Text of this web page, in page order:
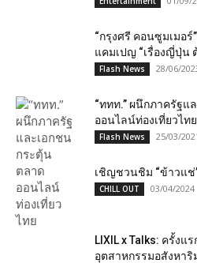
“กรุงศรี คอนซูมเมอ
แคมเปญ “เรื่องญี่ปุ่น
Flash News 28/06/
“ททท.” ผนึกภาครัฐแ
ออนไลน์ท่องเที่ยวไทย
Flash News 25/03/
เชิญชวนชิม “ข้าวแช่
CHILL OUT 03/04/2024
LIXIL x Talks: ครั้งแ
อุตสาหกรรมอสังหา